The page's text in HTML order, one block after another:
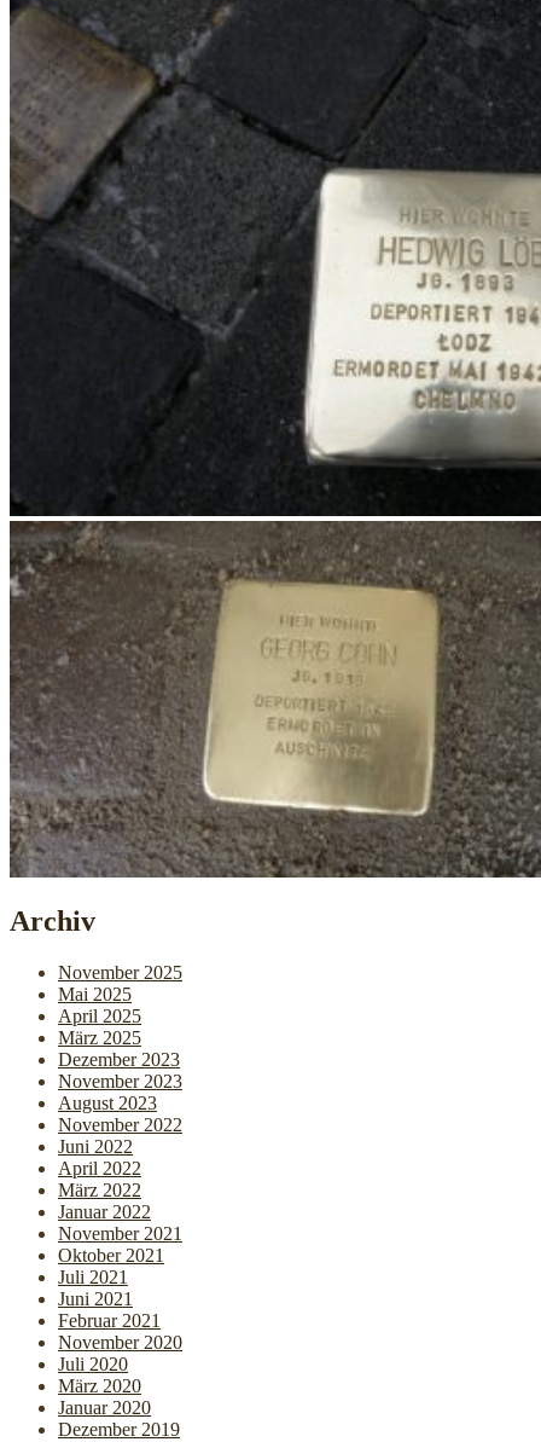
Archiv
November 2025
Mai 2025
April 2025
März 2025
Dezember 2023
November 2023
August 2023
November 2022
Juni 2022
April 2022
März 2022
Januar 2022
November 2021
Oktober 2021
Juli 2021
Juni 2021
Februar 2021
November 2020
Juli 2020
März 2020
Januar 2020
Dezember 2019